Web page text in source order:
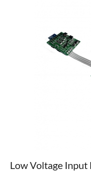
Low Voltage